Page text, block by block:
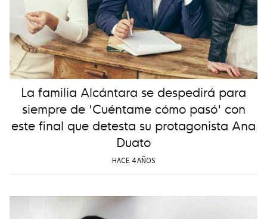
La familia Alcántara se despedirá para
siempre de 'Cuéntame cómo pasó' con
este final que detesta su protagonista Ana
Duato
HACE 4 AÑOS